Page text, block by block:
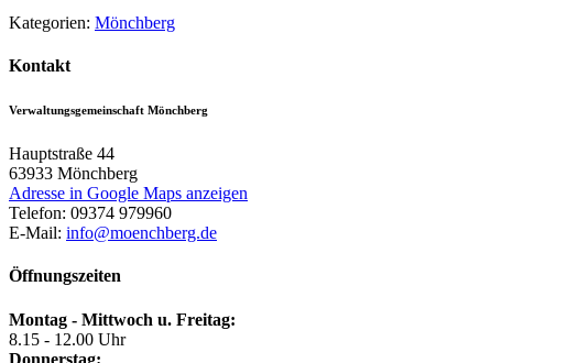
Kategorien: Mönchberg
Kontakt
Verwaltungsgemeinschaft Mönchberg
Hauptstraße 44
63933 Mönchberg
Adresse in Google Maps anzeigen
Telefon: 09374 979960
E-Mail: info@moenchberg.de
Öffnungszeiten
Montag - Mittwoch u. Freitag:
8.15 - 12.00 Uhr
Donnerstag: